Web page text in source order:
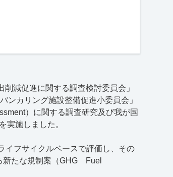
削減促進に関する調査検討委員会」
ンカリング施設整備促進小委員会」
）に関する調査研究及び我が国
実施しました。
イフサイクルベースで評価し、その
新たな規制案（GHG Fuel